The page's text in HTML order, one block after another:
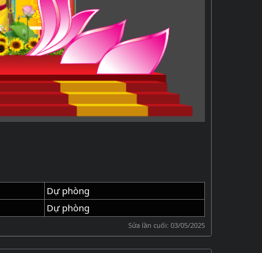
Dự phòng
Dự phòng
Sửa lần cuối: 03/05/2025